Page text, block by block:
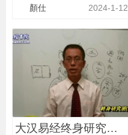
顏仕 2024-1-12
大汉易经终身研究班第